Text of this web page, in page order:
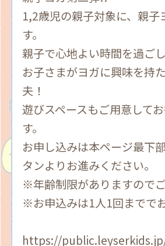
1,2歳児の親子対象に、親子
す。
親子で心地よい時間を過ご
お子さまがヨガに興味を持
夫！
遊びスペースもご用意して
す。
お申し込みは本ページ最下
タンよりお進みください。
※年齢制限がありますのでご
※お申込みは1人1回までで
https://